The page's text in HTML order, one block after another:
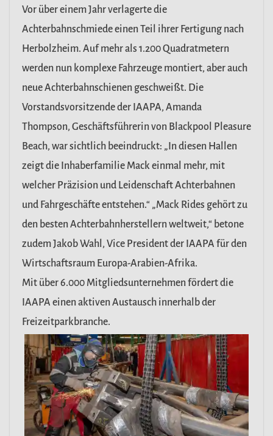
Vor über einem Jahr verlagerte die
Achterbahnschmiede einen Teil ihrer Fertigung nach
Herbolzheim. Auf mehr als 1.200 Quadratmetern
werden nun komplexe Fahrzeuge montiert, aber auch
neue Achterbahnschienen geschweißt. Die
Vorstandsvorsitzende der IAAPA, Amanda
Thompson, Geschäftsführerin von Blackpool Pleasure
Beach, war sichtlich beeindruckt: „In diesen Hallen
zeigt die Inhaberfamilie Mack einmal mehr, mit
welcher Präzision und Leidenschaft Achterbahnen
und Fahrgeschäfte entstehen.“ „Mack Rides gehört zu
den besten Achterbahnherstellern weltweit,“ betone
zudem Jakob Wahl, Vice President der IAAPA für den
Wirtschaftsraum Europa-Arabien-Afrika.
Mit über 6.000 Mitgliedsunternehmen fördert die
IAAPA einen aktiven Austausch innerhalb der
Freizeitparkbranche.